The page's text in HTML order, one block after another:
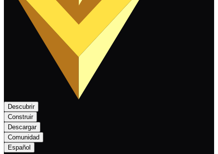
Descubrir
Construir
Descargar
Comunidad
Español